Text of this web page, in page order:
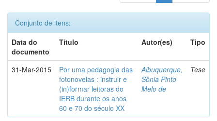
Conjunto de itens:
Data do
documento
Título Autor(es) Tipo
31-Mar-2015
Por uma pedagogia das
fotonovelas : instruir e
(in)formar leitoras do
IERB durante os anos
60 e 70 do século XX
Albuquerque,
Sônia Pinto
Melo de
Tese